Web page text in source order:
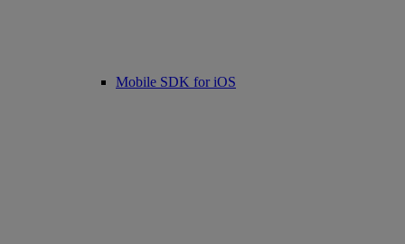
Mobile SDK for iOS